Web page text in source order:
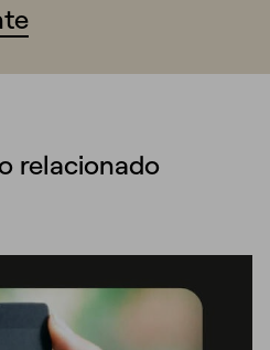
relacionado